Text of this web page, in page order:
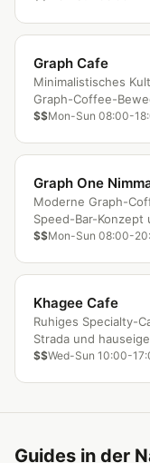
Graph Cafe
Minimalistisches
Graph-Coffee-
$$Mon-Sun 08:00-
Graph One
Moderne Graph-
Speed-Bar-Konzept
$$Mon-Sun 08:00-
Khagee Cafe
Ruhiges Specialty-
Strada und
$$Wed-Sun 10:00-
Guides in der